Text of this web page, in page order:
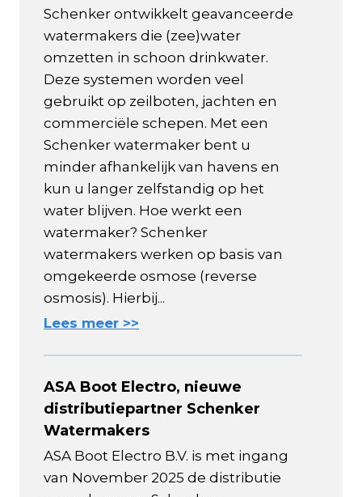
Schenker ontwikkelt geavanceerde
watermakers die (zee)water
omzetten in schoon drinkwater.
Deze systemen worden veel
gebruikt op zeilboten, jachten en
commerciële schepen. Met een
Schenker watermaker bent u
minder afhankelijk van havens en
kun u langer zelfstandig op het
water blijven. Hoe werkt een
watermaker? Schenker
watermakers werken op basis van
omgekeerde osmose (reverse
osmosis). Hierbij...
Lees meer >>
ASA Boot Electro, nieuwe
distributiepartner Schenker
Watermakers
ASA Boot Electro B.V. is met ingang
van November 2025 de distributie